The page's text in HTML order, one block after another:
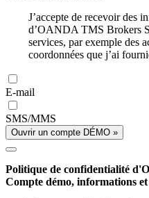
J’accepte de recevoir des
d’OANDA TMS Brokers
services, par exemple des
coordonnées que j’ai
E-mail
SMS/MMS
Ouvrir un compte DÉMO »
Politique de confidentialité
Compte démo, informations